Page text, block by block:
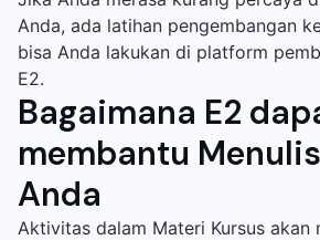
Anda, ada latihan pengembangan
bisa Anda lakukan di platform
E2.
Bagaimana E2
membantu
Anda
Aktivitas dalam Materi Kursus akan